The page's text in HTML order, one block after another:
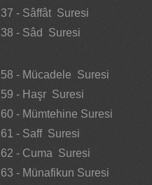
37 - Sâffât Suresi
38 - Sâd Suresi
58 - Mücadele Suresi
59 - Haşr Suresi
60 - Mümtehine Suresi
61 - Saff Suresi
62 - Cuma Suresi
63 - Münafikun Suresi